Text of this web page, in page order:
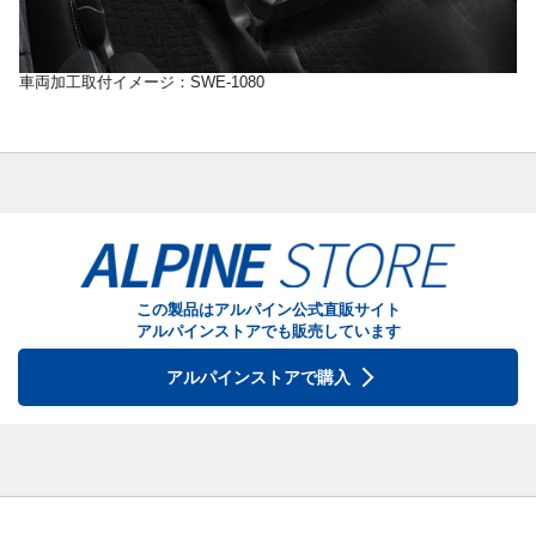
車両加工取付イメージ：SWE-1080
この製品はアルパイン公式直販サイト
アルパインストアでも販売しています
アルパインストアで購入